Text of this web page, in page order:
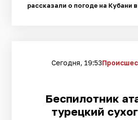
рассказали о погоде на Кубани
Сегодня, 19:53
Беспилотник
турецкий